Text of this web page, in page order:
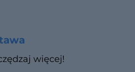
więcej!